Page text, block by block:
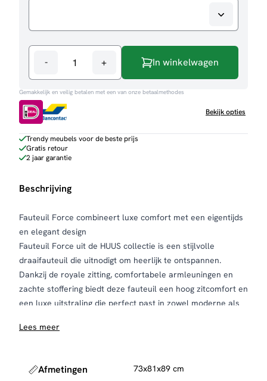
-
Force
aantal
+ In winkelwagen
Gemakkelijk en veilig betalen met een van onze betaalmethodes
Bekijk opties
Trendy meubels voor de beste prijs
Gratis retour
2 jaar garantie
Beschrijving
Fauteuil Force combineert luxe comfort met een eigentijds
en elegant design
Fauteuil Force uit de HUUS collectie is een stijlvolle
draaifauteuil die uitnodigt om heerlijk te ontspannen.
Dankzij de royale zitting, comfortabele armleuningen en
zachte stoffering biedt deze fauteuil een hoog zitcomfort en
een luxe uitstraling die perfect past in zowel moderne als
De fauteuil is bekleed met een hoogwaardige stof die niet
zitting en rugleuning geven Force een elegant karakter en
Lees meer
Afmetingen 73x81x89 cm